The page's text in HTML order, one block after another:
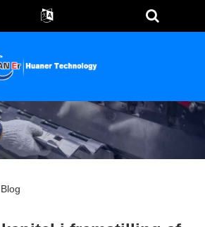
Blog